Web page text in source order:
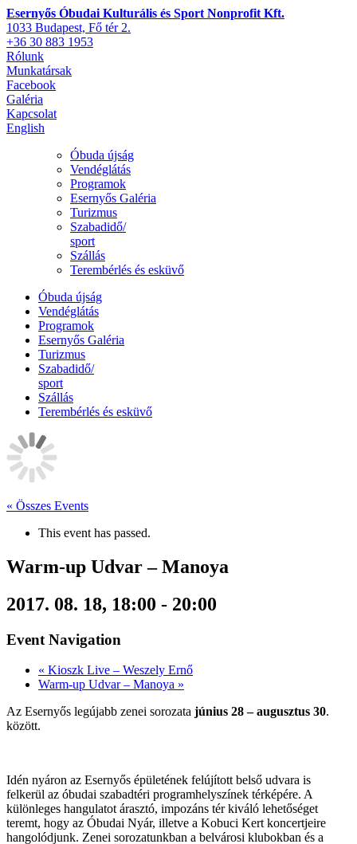
Esernyős Óbudai Kulturális és Sport Nonprofit Kft.
1033 Budapest, Fő tér 2.
+36 30 883 1953
Rólunk
Munkatársak
Facebook
Galéria
Kapcsolat
English
Óbuda újság
Vendéglátás
Programok
Esernyős Galéria
Turizmus
Szabadidő/
sport
Szállás
Terembérlés és esküvő
Óbuda újság
Vendéglátás
Programok
Esernyős Galéria
Turizmus
Szabadidő/
sport
Szállás
Terembérlés és esküvő
« Összes Events
This event has passed.
Warm-up Udvar – Manoya
2017. 08. 18, 18:00 - 20:00
Event Navigation
« Kioszk Live – Weszely Ernő
Warm-up Udvar – Manoya »
Az Esernyős legújabb zenei sorozata június 28 – augusztus 30.
között.
Idén nyáron az Esernyős épületének felújított belső udvara is
felkerül az óbudai szabadtéri programhelyszínek térképére. A
különleges hangulatot árasztó, impozáns tér kiváló lehetőséget
teremt, hogy az Óbudai Nyár, illetve a Kobuci Kert koncertjeire
hangolódjunk. Zenei sorozatunkban a belvárosi klubokban és a